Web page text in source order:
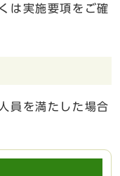
は実施要項をご確
員を満たした場合